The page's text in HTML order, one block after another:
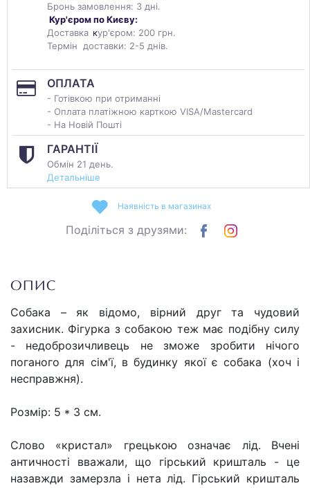
Бронь замовлення: 3 дні.
Кур'єром по Києву:
Доставка кур'єром: 200 грн.
Термін доставки: 2-5 днів.
ОПЛАТА
- Готівкою при отриманні
- Оплата платіжною карткою VISA/Mastercard
- На Новій Пошті
ГАРАНТІЇ
Обмін 21 день.
Детальніше
Наявність в магазинах
Поділіться з друзями:
ОПИС
Собака – як відомо, вірний друг та чудовий
захисник. Фігурка з собакою теж має подібну силу
- недоброзичливець не зможе зробити нічого
поганого для сім'ї, в будинку якої є собака (хоч і
несправжня).
Розмір: 5 * 3 см.
Слово «кристал» грецькою означає лід. Вчені
античності вважали, що гірський кришталь - це
назавжди замерзла і нета лід. Гірський кришталь